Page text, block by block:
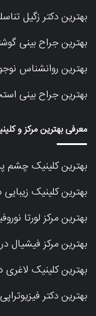
بهترین دکتر زگیل
بهترین جراح بینی
بهترین روانشناس
بهترین جراح بینی
معرفی بهترین مرکز و
بهترین کلینیک چشم
بهترین کلینیک زیبایی
بهترین مرکز لورتا
بهترین مرکز فیشیال
بهترین کلینیک لاغری
بهترین دکتر